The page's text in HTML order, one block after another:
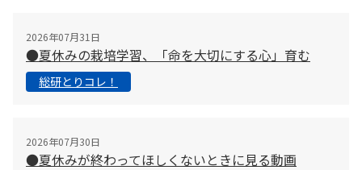
2026年07月31日
●夏休みの栽培学習、「命を大切にする心」育む
総研とりコレ！
2026年07月30日
●夏休みが終わってほしくないときに見る動画